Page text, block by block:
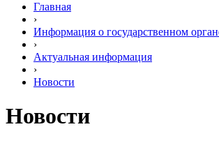
Главная
›
Информация о государственном
›
Актуальная информация
›
Новости
Новости